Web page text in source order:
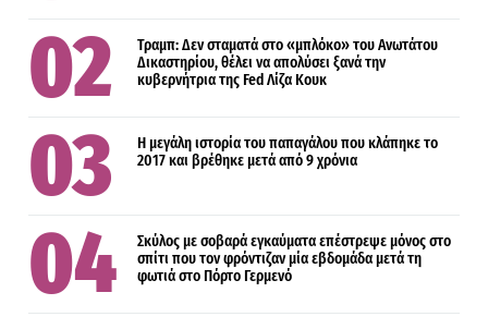
Τραμπ: Δεν σταματά στο «μπλόκο» του Ανωτάτου
Δικαστηρίου, θέλει να απολύσει ξανά την
κυβερνήτρια της Fed Λίζα Κουκ
Η μεγάλη ιστορία του παπαγάλου που κλάπηκε το
2017 και βρέθηκε μετά από 9 χρόνια
Σκύλος με σοβαρά εγκαύματα επέστρεψε μόνος στο
σπίτι που τον φρόντιζαν μία εβδομάδα μετά τη
φωτιά στο Πόρτο Γερμενό